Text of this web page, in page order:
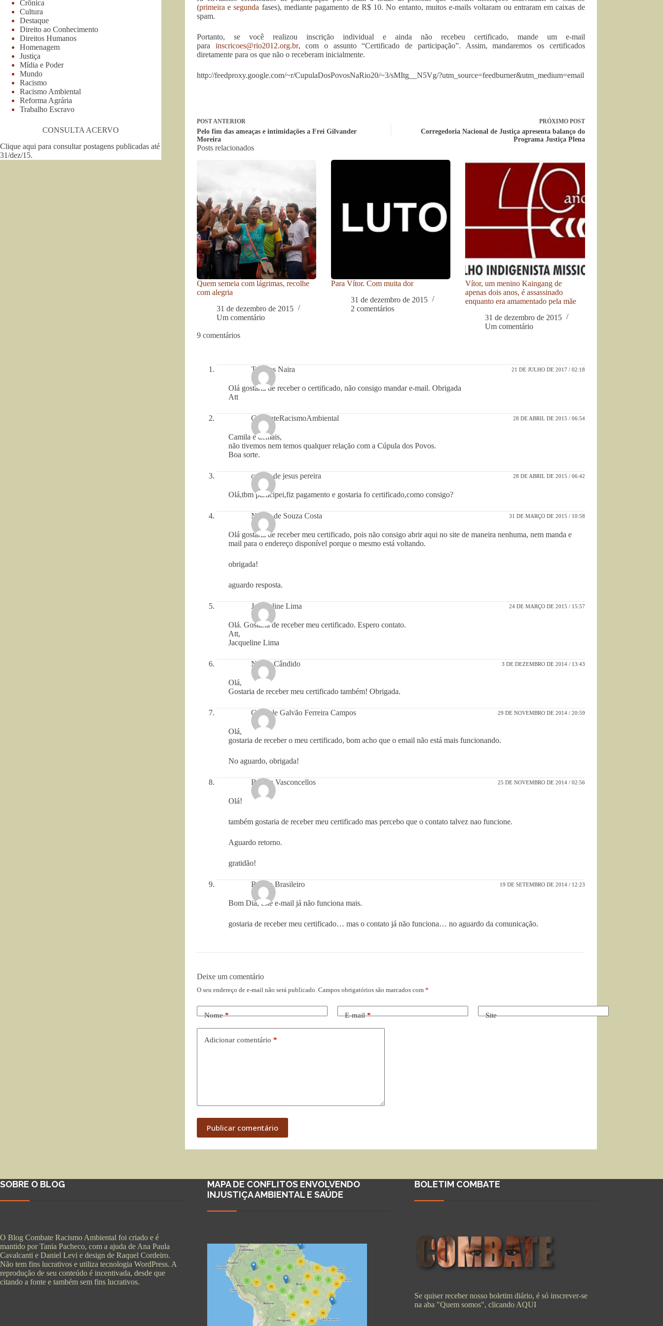
(primeiraesegunda fases), mediante pagamento de R$ 10. No entanto, muitos e-mails voltaram ou entraram em caixas de
spam.
Portanto, se você realizou inscrição individual e ainda não recebeu certificado, mande um e-mail
para inscricoes@rio2012.org.br, com o assunto “Certificado de participação”. Assim, mandaremos os certificados
diretamente para os que não o receberam inicialmente.
http://feedproxy.google.com/~r/CupulaDosPovosNaRio20/~3/sMItg__N5Vg/?utm_source=feedburner&utm_medium=email
POSTANTERIOR
Pelo fim das ameaças e intimidações a Frei Gilvander
Moreira
PRÓXIMO POST
Corregedoria Nacional de Justiça apresenta balanço do
Programa Justiça Plena
Posts relacionados
Quem semeia com lágrimas, recolhe
com alegria
31 de dezembro de 2015
Um comentário
Para Vítor. Com muita dor
31 de dezembro de 2015
2 comentários
Vítor, um menino Kaingang de
apenas dois anos, é assassinado
enquanto era amamentado pela mãe
31 de dezembro de 2015
Um comentário
9 comentários
Tamires Naira 21 DE JULHO DE 2017 / 02:18
Olá gostaria de receber o certificado, não consigo mandar e-mail. Obrigada
Att
CombateRacismoAmbiental 28 DE ABRIL DE 2015 / 06:54
Camila e demais,
não tivemos nem temos qualquer relação com a Cúpula dos Povos.
Boa sorte.
camila de jesus pereira 28 DE ABRIL DE 2015 / 06:42
Olá,tbm participei,fiz pagamento e gostaria fo certificado,como consigo?
Nágila de Souza Costa 31 DE MARÇO DE 2015 / 10:58
Olá gostaria de receber meu certificado, pois não consigo abrir aqui no site de maneira nenhuma, nem manda e
mail para o endereço disponível porque o mesmo está voltando.
obrigada!
aguardo resposta.
Jacqueline Lima 24 DE MARÇO DE 2015 / 15:57
Olá. Gostaria de receber meu certificado. Espero contato.
Att,
Jacqueline Lima
Naiara Cândido 3 DE DEZEMBRO DE 2014 / 13:43
Olá,
Gostaria de receber meu certificado também! Obrigada.
Gabriele Galvão Ferreira Campos 29 DE NOVEMBRO DE 2014 / 20:59
Olá,
gostaria de receber o meu certificado, bom acho que o email não está mais funcionando.
No aguardo, obrigada!
Beatriz Vasconcellos 25 DE NOVEMBRO DE 2014 / 02:56
Olá!
também gostaria de receber meu certificado mas percebo que o contato talvez nao funcione.
Aguardo retorno.
gratidão!
Renata Brasileiro 19 DE SETEMBRO DE 2014 / 12:23
Bom Dia, este e-mail já não funciona mais.
gostaria de receber meu certificado… mas o contato já não funciona… no aguardo da comunicação.
Deixe um comentário
O seu endereço de e-mail não será publicado. Campos obrigatórios são marcados com *
Nome* E-mail* Site
Adicionar comentário *
Publicar comentário
Crônica
Cultura
Destaque
Direito ao Conhecimento
Direitos Humanos
Homenagem
Justiça
Mídia e Poder
Mundo
Racismo
Racismo Ambiental
Reforma Agrária
Trabalho Escravo
CONSULTA ACERVO
Clique aqui para consultar postagens publicadas até
31/dez/15.
SOBRE O BLOG
O Blog Combate Racismo Ambiental foi criado e é
mantido por Tania Pacheco, com a ajuda de Ana Paula
Cavalcanti e Daniel Levi e design de Raquel Cordeiro.
Não tem fins lucrativos e utiliza tecnologia WordPress. A
reprodução de seu conteúdo é incentivada, desde que
citando a fonte e também sem fins lucrativos.
MAPA DE CONFLITOS ENVOLVENDO
INJUSTIÇA AMBIENTAL E SAÚDE
BOLETIM COMBATE
Se quiser receber nosso boletim diário, é só inscrever-se
na aba "Quem somos", clicando AQUI